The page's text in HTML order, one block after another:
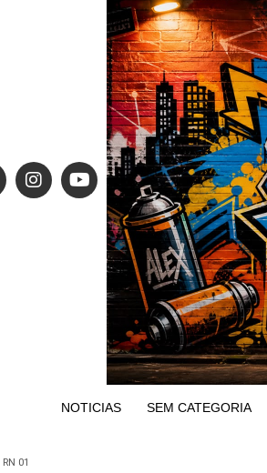
NOTICIAS SEM CATEGORIA
01